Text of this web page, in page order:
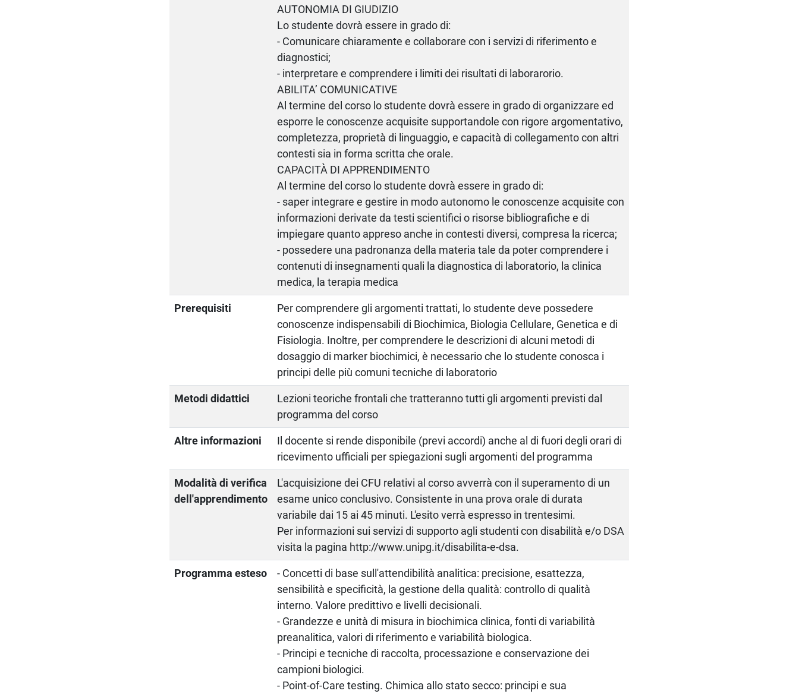
AUTONOMIA DI GIUDIZIO
Lo studente dovrà essere in grado di:
- Comunicare chiaramente e collaborare con i servizi di riferimento e
diagnostici;
- interpretare e comprendere i limiti dei risultati di laborarorio.
ABILITA’ COMUNICATIVE
Al termine del corso lo studente dovrà essere in grado di organizzare ed
esporre le conoscenze acquisite supportandole con rigore argomentativo,
completezza, proprietà di linguaggio, e capacità di collegamento con altri
contesti sia in forma scritta che orale.
CAPACITÀ DI APPRENDIMENTO
Al termine del corso lo studente dovrà essere in grado di:
- saper integrare e gestire in modo autonomo le conoscenze acquisite con
informazioni derivate da testi scientifici o risorse bibliografiche e di
impiegare quanto appreso anche in contesti diversi, compresa la ricerca;
- possedere una padronanza della materia tale da poter comprendere i
contenuti di insegnamenti quali la diagnostica di laboratorio, la clinica
medica, la terapia medica
Prerequisiti
Per comprendere gli argomenti trattati, lo studente deve possedere
conoscenze indispensabili di Biochimica, Biologia Cellulare, Genetica e di
Fisiologia. Inoltre, per comprendere le descrizioni di alcuni metodi di
dosaggio di marker biochimici, è necessario che lo studente conosca i
principi delle più comuni tecniche di laboratorio
Metodi didattici
Lezioni teoriche frontali che tratteranno tutti gli argomenti previsti dal
programma del corso
Altre informazioni
Il docente si rende disponibile (previ accordi) anche al di fuori degli orari di
ricevimento ufficiali per spiegazioni sugli argomenti del programma
Modalità di verifica
dell'apprendimento
L'acquisizione dei CFU relativi al corso avverrà con il superamento di un
esame unico conclusivo. Consistente in una prova orale di durata
variabile dai 15 ai 45 minuti. L'esito verrà espresso in trentesimi.
Per informazioni sui servizi di supporto agli studenti con disabilità e/o DSA
visita la pagina http://www.unipg.it/disabilita-e-dsa.
Programma esteso
- Concetti di base sull'attendibilità analitica: precisione, esattezza,
sensibilità e specificità, la gestione della qualità: controllo di qualità
interno. Valore predittivo e livelli decisionali.
- Grandezze e unità di misura in biochimica clinica, fonti di variabilità
preanalitica, valori di riferimento e variabilità biologica.
- Principi e tecniche di raccolta, processazione e conservazione dei
campioni biologici.
- Point-of-Care testing. Chimica allo stato secco: principi e sua